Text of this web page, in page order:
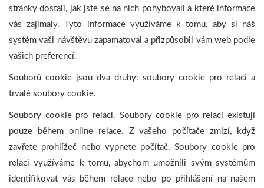
stránky dostali, jak jste se na nich pohybovali a které informace
vás zajímaly. Tyto informace využíváme k tomu, aby si náš
systém vaši návštěvu zapamatoval a přizpůsobil vám web podle
vašich preferencí.
Souborů cookie jsou dva druhy: soubory cookie pro relaci a
trvalé soubory cookie.
Soubory cookie pro relaci. Soubory cookie pro relaci existují
pouze během online relace. Z vašeho počítače zmizí, když
zavřete prohlížeč nebo vypnete počítač. Soubory cookie pro
relaci využíváme k tomu, abychom umožnili svým systémům
identifikovat vás během relace nebo po přihlášení na našem